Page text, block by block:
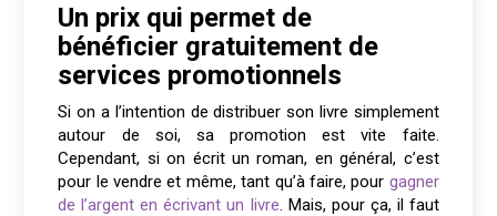
Un prix qui permet de
bénéficier gratuitement de
services promotionnels
Si on a l’intention de distribuer son livre simplement
autour de soi, sa promotion est vite faite.
Cependant, si on écrit un roman, en général, c’est
pour le vendre et même, tant qu’à faire, pour gagner
de l’argent en écrivant un livre. Mais, pour ça, il faut